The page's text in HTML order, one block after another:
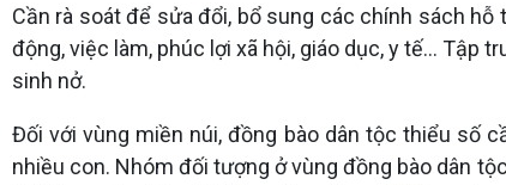
Cần rà soát để sửa đổi, bổ sung các chính sách
động, việc làm, phúc lợi xã hội, giáo dục, y tế... Tập
sinh nở.
Đối với vùng miền núi, đồng bào dân tộc thiểu số
nhiều con. Nhóm đối tượng ở vùng đồng bào dân